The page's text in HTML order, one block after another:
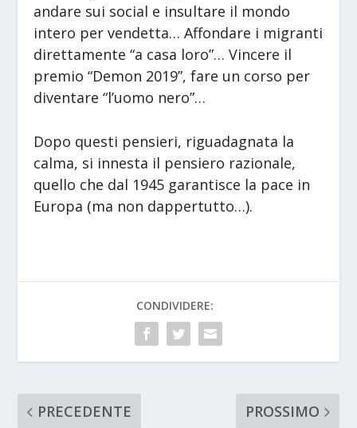
andare sui social e insultare il mondo
intero per vendetta… Affondare i migranti
direttamente “a casa loro”… Vincere il
premio “Demon 2019”, fare un corso per
diventare “l’uomo nero”…
Dopo questi pensieri, riguadagnata la
calma, si innesta il pensiero razionale,
quello che dal 1945 garantisce la pace in
Europa (ma non dappertutto…).
CONDIVIDERE:
PRECEDENTE
PROSSIMO